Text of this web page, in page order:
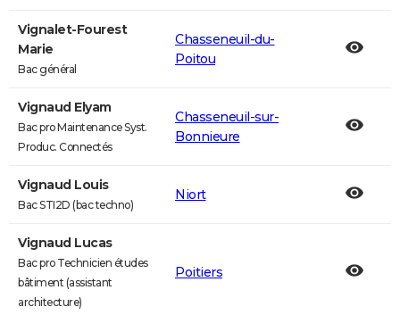
Vignalet-Fourest
Marie
Bac général
Chasseneuil-du-
Poitou
Vignaud Elyam
Bac pro Maintenance Syst.
Produc. Connectés
Chasseneuil-sur-
Bonnieure
Vignaud Louis
Bac STI2D (bac techno)
Niort
Vignaud Lucas
Bac pro Technicien études
bâtiment (assistant
architecture)
Poitiers